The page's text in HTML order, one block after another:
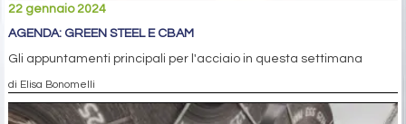
22 gennaio 2024
AGENDA: GREEN STEEL E CBAM
Gli appuntamenti principali per l'acciaio in questa settimana
di Elisa Bonomelli